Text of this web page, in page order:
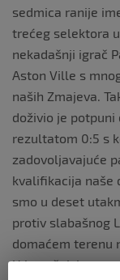
sedmica ranije
trećeg selektora
nekadašnji igrač
Aston Ville s
naših Zmajeva.
doživio je potpuni
rezultatom 0:5 s
zadovoljavajuće
kvalifikacija naše
smo u deset
protiv slabašnog
domaćem terenu
U konačnici,